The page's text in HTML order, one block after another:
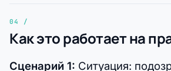
Как это работает на
Сценарий 1: Ситуация: